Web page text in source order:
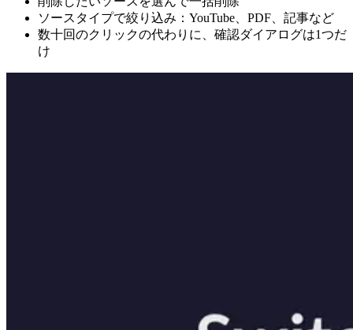
ソースタイプで絞り込み：YouTube、PDF、記事など
数十回のクリックの代わりに、確認ダイアログは1つだ
け